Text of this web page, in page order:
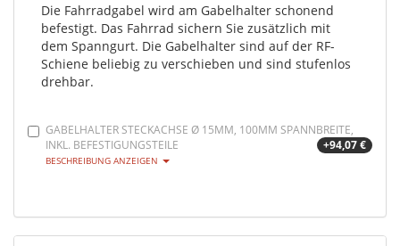
Die Fahrradgabel wird am Gabelhalter schonend
befestigt. Das Fahrrad sichern Sie zusätzlich mit
dem Spanngurt. Die Gabelhalter sind auf der RF-
Schiene beliebig zu verschieben und sind stufenlos
drehbar.
GABELHALTER STECKACHSE Ø 15MM, 100MM SPANNBREITE,
INKL. BEFESTIGUNGSTEILE
+94,07 €
BESCHREIBUNG ANZEIGEN